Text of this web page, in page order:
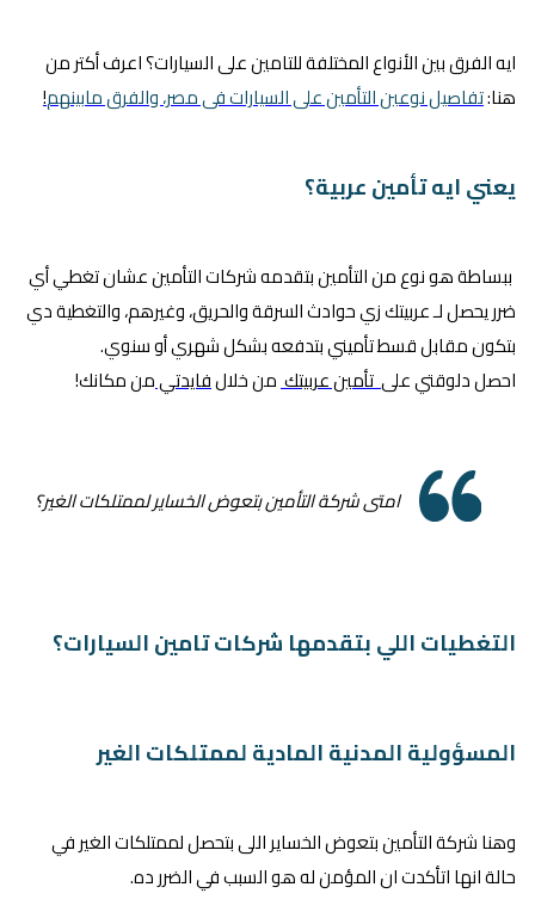
ايه الفرق بين الأنواع المختلفة للتامين على السيارات؟ اعرف أكتر من
هنا:تفاصيل نوعين التأمين على السيارات فى مصر، والفرق مابينهم!
يعني ايه تأمين عربية؟
ببساطة هو نوع من التأمين بتقدمه شركات التأمين عشان تغطي أي
ضرر يحصل لـ عربيتك زي حوادث السرقة والحريق، وغيرهم، والتغطية دي
بتكون مقابل قسط تأميني بتدفعه بشكل شهري أو سنوي.
احصل دلوقتي علىتأمين عربيتكمن خلالفايدتيمن مكانك!
امتى شركة التأمين بتعوض الخساير لممتلكات الغير؟
التغطيات اللي بتقدمها شركات تامين السيارات؟
المسؤولية المدنية المادية لممتلكات الغير
وهنا شركة التأمين بتعوض الخساير اللى بتحصل لممتلكات الغير في
حالة انها اتأكدت ان المؤمن له هو السبب في الضرر ده.